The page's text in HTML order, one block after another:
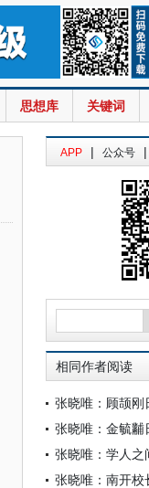
思想库 关键词
APP | 公众号 |
相同作者阅读
张晓唯：顾颉刚
张晓唯：金毓
张晓唯：学人